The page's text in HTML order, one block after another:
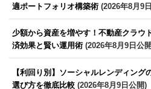
適ポートフォリオ構築術 (2026年8月9
少額から資産を増やす！不動産クラウ
済効果と賢い運用術 (2026年8月9日公
【利回り別】ソーシャルレンディン
選び方を徹底比較 (2026年8月9日公開)